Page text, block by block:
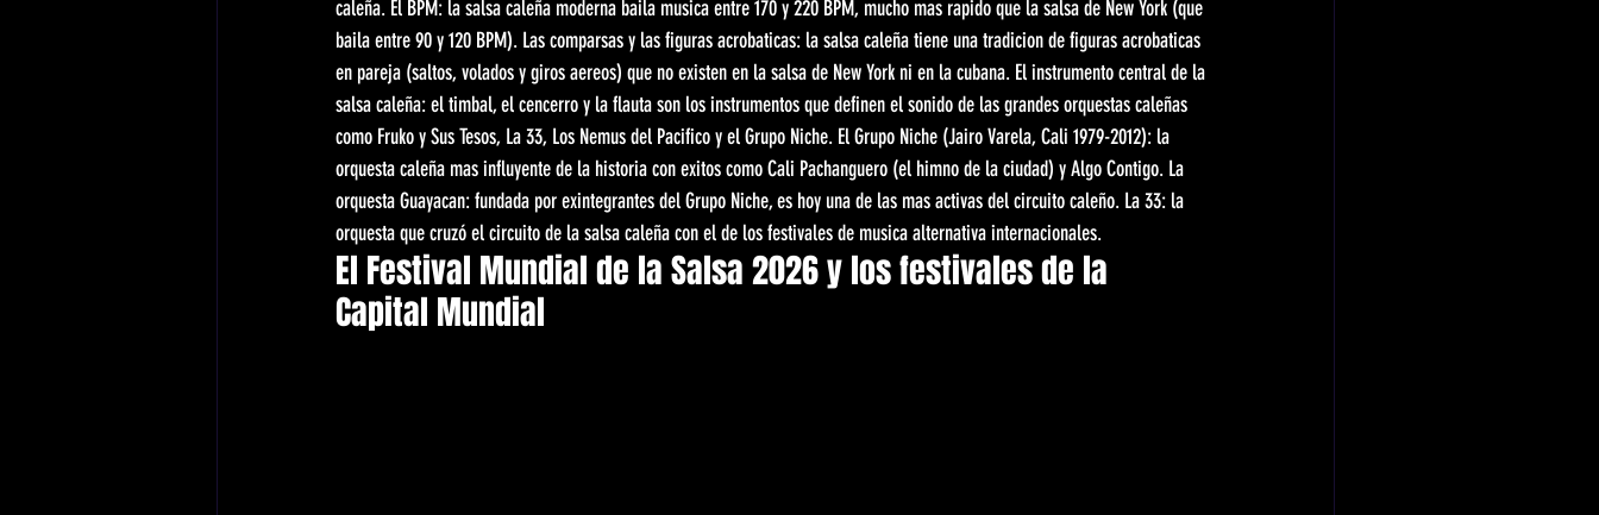
caleña. El BPM: la salsa caleña moderna baila musica entre 170 y 220 BPM, mucho mas rapido que la salsa de New York (que
baila entre 90 y 120 BPM). Las comparsas y las figuras acrobaticas: la salsa caleña tiene una tradicion de figuras acrobaticas
en pareja (saltos, volados y giros aereos) que no existen en la salsa de New York ni en la cubana. El instrumento central de la
salsa caleña: el timbal, el cencerro y la flauta son los instrumentos que definen el sonido de las grandes orquestas caleñas
como Fruko y Sus Tesos, La 33, Los Nemus del Pacifico y el Grupo Niche. El Grupo Niche (Jairo Varela, Cali 1979-2012): la
orquesta caleña mas influyente de la historia con exitos como Cali Pachanguero (el himno de la ciudad) y Algo Contigo. La
orquesta Guayacan: fundada por exintegrantes del Grupo Niche, es hoy una de las mas activas del circuito caleño. La 33: la
orquesta que cruzó el circuito de la salsa caleña con el de los festivales de musica alternativa internacionales.
El Festival Mundial de la Salsa 2026 y los festivales de la
Capital Mundial